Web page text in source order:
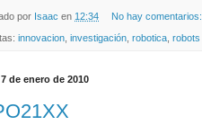
por Isaac en 12:34 No hay comentarios:
innovacion investigación robotica robots
de enero de 2010